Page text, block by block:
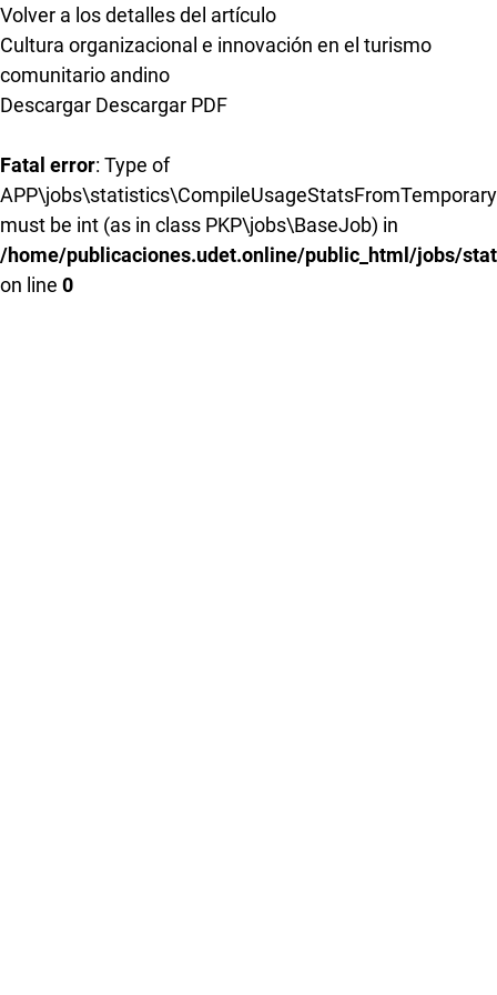
Volver a los detalles del artículo
Cultura organizacional e innovación en el turismo
comunitario andino
Descargar Descargar PDF
Fatal error: Type of
must be int (as in class PKP\jobs\BaseJob) in
/home/publicaciones.udet.online/public_html/jobs/
on line 0